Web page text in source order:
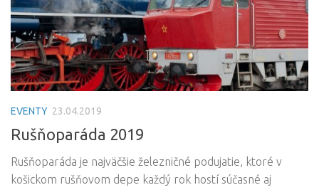
EVENTY 23.04.2019
Rušňoparáda 2019
Rušňoparáda je najväčšie železničné podujatie, ktoré v
košickom rušňovom depe každý rok hostí súčasné aj